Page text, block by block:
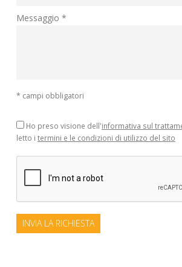
Messaggio *
* campi obbligatori
Ho preso visione dell'informativa sul
letto i termini e le condizioni di utilizzo del sito
INVIA LA RICHIESTA